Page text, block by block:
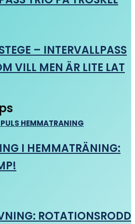
– INTERVALLPASS
VILL MEN ÄR LITE LAT
I HEMMATRÄNING:
ROTATIONSRODD